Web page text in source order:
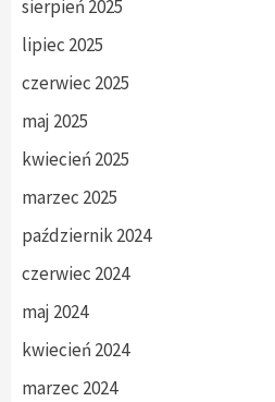
sierpień 2025
lipiec 2025
czerwiec 2025
maj 2025
kwiecień 2025
marzec 2025
październik 2024
czerwiec 2024
maj 2024
kwiecień 2024
marzec 2024